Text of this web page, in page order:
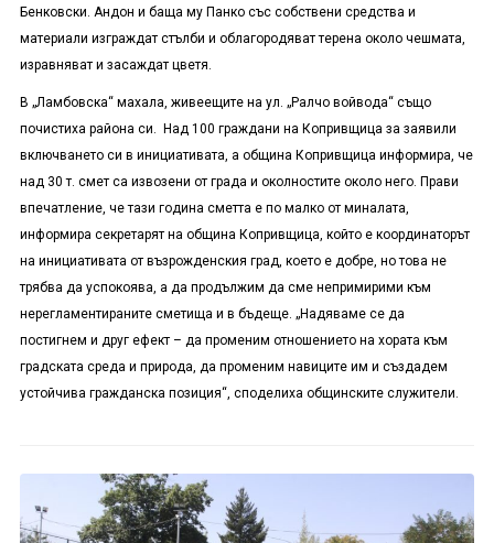
Бенковски. Андон и баща му Панко със собствени средства и
материали изграждат стълби и облагородяват терена около чешмата,
изравняват и засаждат цветя.
В „Ламбовска“ махала, живеещите на ул. „Ралчо войвода“ също
почистиха района си. Над 100 граждани на Копривщица за заявили
включването си в инициативата, а община Копривщица информира, че
над 30 т. смет са извозени от града и околностите около него. Прави
впечатление, че тази година сметта е по малко от миналата,
информира секретарят на община Копривщица, който е координаторът
на инициативата от възрожденския град, което е добре, но това не
трябва да успокоява, а да продължим да сме непримирими към
нерегламентираните сметища и в бъдеще. „Надяваме се да
постигнем и друг ефект – да променим отношението на хората към
градската среда и природа, да променим навиците им и създадем
устойчива гражданска позиция“, споделиха общинските служители.